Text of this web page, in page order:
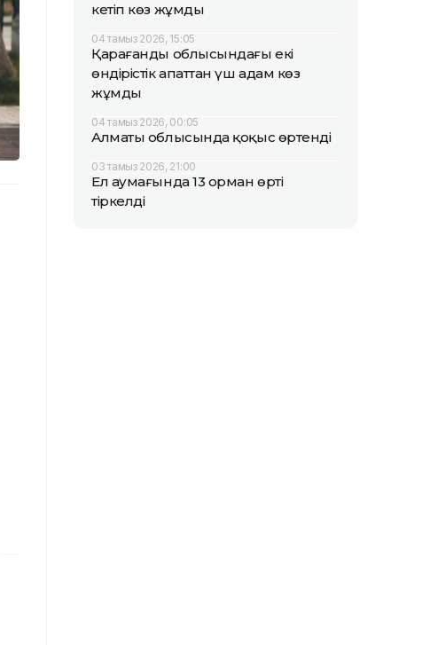
кетіп көз жұмды
04 тамыз 2026, 15:05
Қарағанды облысындағы екі
өндірістік апаттан үш адам көз
жұмды
04 тамыз 2026, 00:05
Алматы облысында қоқыс өртенді
03 тамыз 2026, 21:00
Ел аумағында 13 орман өрті
тіркелді